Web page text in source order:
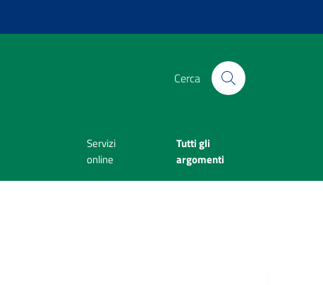
Cerca
Servizi
online
Tutti gli
argomenti